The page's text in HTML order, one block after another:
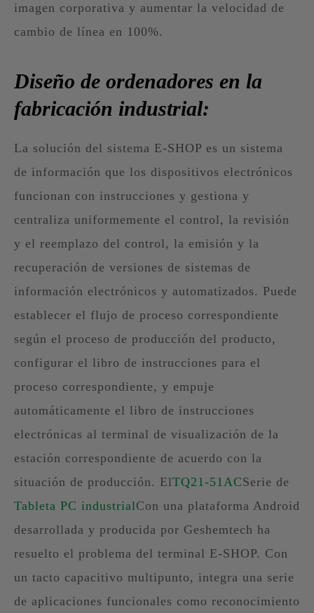
imagen corporativa y aumentar la velocidad de
cambio de línea en 100%.
Diseño de ordenadores en la
fabricación industrial:
La solución del sistema E-SHOP es un sistema
de información que los dispositivos electrónicos
funcionan con instrucciones y gestiona y
centraliza uniformemente el control, la revisión
y el reemplazo del control, la emisión y la
recuperación de versiones de sistemas de
información electrónicos y automatizados. Puede
establecer el flujo de proceso correspondiente
según el proceso de producción del producto,
configurar el libro de instrucciones para el
proceso correspondiente, y empuje
automáticamente el libro de instrucciones
electrónicas al terminal de visualización de la
estación correspondiente de acuerdo con la
situación de producción. ElTQ21-51ACSerie de
Tableta PC industrialCon una plataforma Android
desarrollada y producida por Geshemtech ha
resuelto el problema del terminal E-SHOP. Con
un tacto capacitivo multipunto, integra una serie
de aplicaciones funcionales como reconocimiento